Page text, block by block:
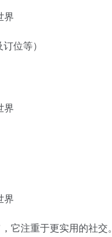
位等）
它注重于更实用的社交。